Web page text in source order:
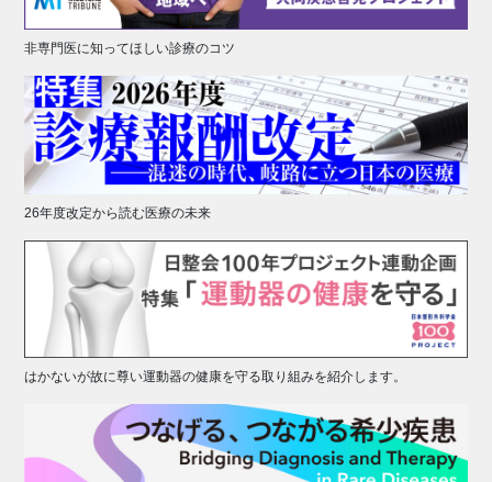
非専門医に知ってほしい診療のコツ
26年度改定から読む医療の未来
はかないが故に尊い運動器の健康を守る取り組みを紹介します。